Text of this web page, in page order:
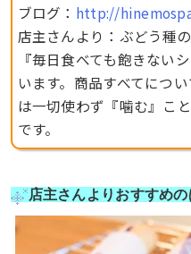
ブログ： http://
店主さんより：ぶどう種
『毎日食べても飽きない
います。商品すべてにつ
は一切使わず『噛む』こ
です。
店主さんよりおすすめ